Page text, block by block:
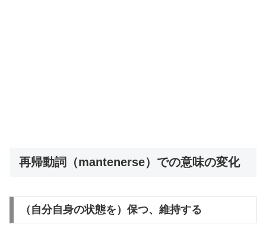
再帰動詞（mantenerse）での意味の変化
（自分自身の状態を）保つ、維持する